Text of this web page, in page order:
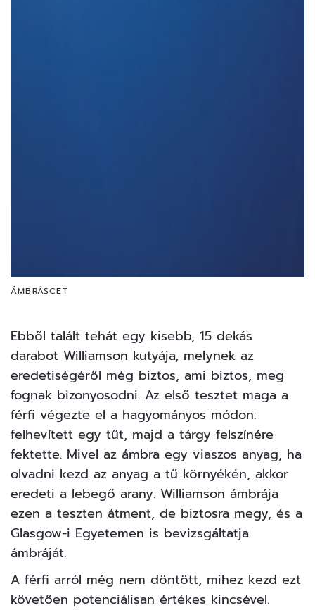
ÁMBRÁSCET
Ebből talált tehát egy kisebb, 15 dekás
darabot Williamson kutyája, melynek az
eredetiségéről még biztos, ami biztos, meg
fognak bizonyosodni. Az első tesztet maga a
férfi végezte el a hagyományos módon:
felhevített egy tűt, majd a tárgy felszínére
fektette. Mivel az ámbra egy viaszos anyag, ha
olvadni kezd az anyag a tű környékén, akkor
eredeti a lebegő arany. Williamson ámbrája
ezen a teszten átment, de biztosra megy, és a
Glasgow-i Egyetemen is bevizsgáltatja
ámbráját.
A férfi arról még nem döntött, mihez kezd ezt
követően potenciálisan értékes kincsével.